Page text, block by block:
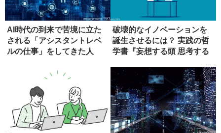
AI時代の到来で苦境に立た
される「アシスタントレベ
ルの仕事」をしてきた人
破壊的なイノベーションを
誕生させるには？ 実践の哲
学書『妄想する頭 思考する